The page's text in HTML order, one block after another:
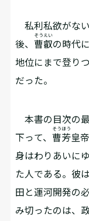
私利私欲がな
後、曹叡
そうえい
の時代
地位にまで登り
だった。
本書の目次の
下って、曹芳
そうほう
皇
身はわりあいに
た人である。彼
田と運河開発の
み切ったのは、